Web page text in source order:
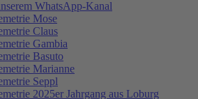
WhatsApp-Kanal
Mose
Claus
Gambia
Basuto
Marianne
Seppl
2025er Jahrgang aus Loburg